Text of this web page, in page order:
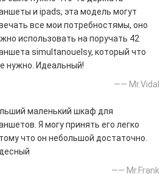
и ipads, эта модель могут
все мои потребностямы, оно
использовать на поручать 42
simultanouelsy, который что
нужно. Идеальный!
—— Mr.Vidal
маленький шкаф для
Я могу принять его легко
что он небольшой достаточно.
—— Mr.Frank